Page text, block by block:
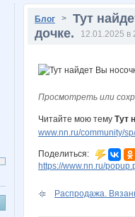
Блог > Тут
дочке.
12.01.2025 в
Просмотреть или
Читайте мою тему Тут
www.nn.ru/community/
Поделиться:
https://www.nn.ru/
Распродажа.